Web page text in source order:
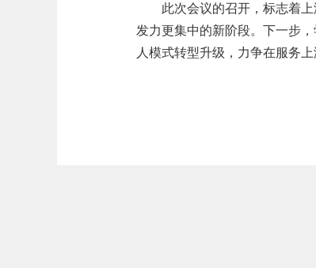
此次会议的召开，标志着
发力更集中的新阶段。下一步
人模式转型升级，力争在服务